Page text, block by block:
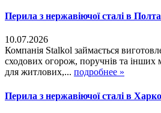
Перила з нержавіючої сталі в
10.07.2026
Компанія Stalkol займається
сходових огорож, поручнів та інших
для житлових,... подробнее »
Перила з нержавіючої сталі в